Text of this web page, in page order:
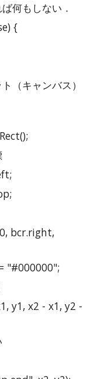
ければ何もしない．
{
= "#000000";